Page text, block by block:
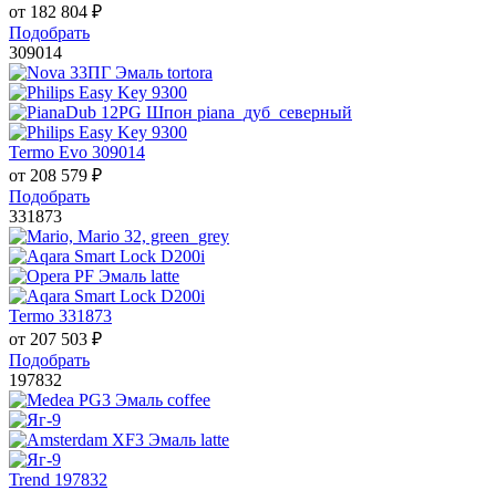
от 182 804 ₽
Подобрать
309014
Termo Evo 309014
от 208 579 ₽
Подобрать
331873
Termo 331873
от 207 503 ₽
Подобрать
197832
Trend 197832